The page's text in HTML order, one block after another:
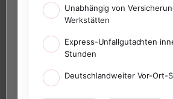
Unabhängig von
Werkstätten
Express-Unfallgutachten
Stunden
Deutschlandweiter Vor-Ort-